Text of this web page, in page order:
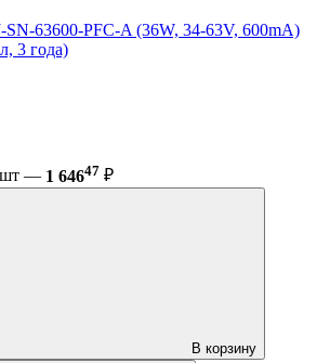
SN-63600-PFC-A (36W, 34-63V, 600mA)
3 года)
шт — 1 64647 ₽
В корзину